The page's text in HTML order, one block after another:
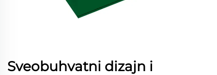
Sveobuhvatni dizajn i